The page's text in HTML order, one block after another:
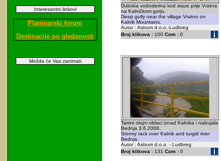
Interesantni linkovi
Planinarski forum
Destinacije po gledanosti
Možda će Vas zanimati
Duboka vododerina kod staze prije Vratna
na Kalnićkom gorju.
Deep gully near the village Vratno on
Kalnik Mountains.
Autor : Astrum d.o.o.-Ludbreg
Broj klikova :100 Com :0
Tamni olujni oblaci iznad Kalnika i nabujala
Bednja 3.6.2006.
Stormy rack over Kalnik and turgid river
Bednja.
Autor : Astrum d.o.o. - Ludbreg
Broj klikova :131 Com :0